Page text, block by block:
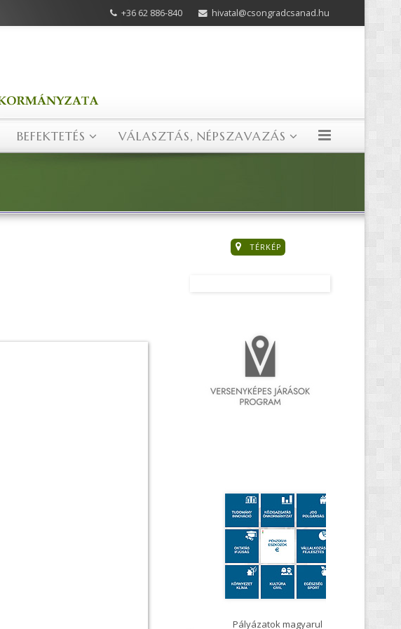
+36 62 886-840 hivatal@csongradcsanad.hu
BEFEKTETÉS VÁLASZTÁS, NÉPSZAVAZÁS
TÉRKÉP
Pályázatok magyarul